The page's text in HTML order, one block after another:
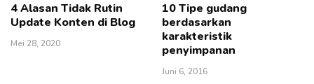
4 Alasan Tidak Rutin
Update Konten di Blog
Mei 28, 2020
10 Tipe gudang
berdasarkan
karakteristik
penyimpanan
Juni 6, 2016